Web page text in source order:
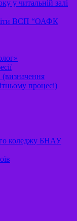
у читальній залі
ВСП “ОАФК
процесі)
коледжу БНАУ